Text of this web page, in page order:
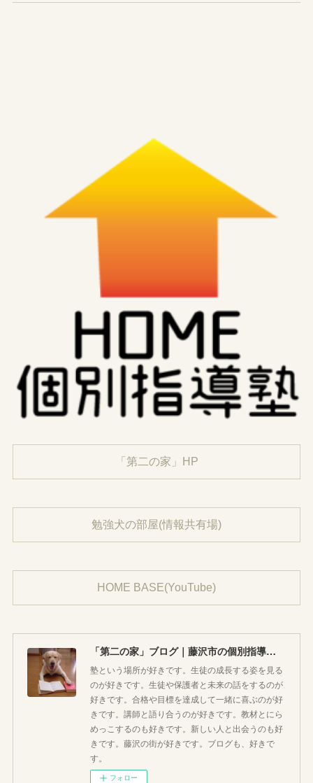
「第二の家」HP
勉強犬の部屋(情報共有場)
HOME BASE(YouTube)
「第二の家」ブログ｜藤沢市の個別指導塾のお話
塾という場所が好きです。生徒の成長する姿を見る
のが好きです。生徒や保護者と未来の話をするのが
好きです。合格や目標を達成して一緒に喜ぶのが好
きです。講師と語り合うのが好きです。教材とにら
めっこするのも好きです。新しい人と出会うのも好
きです。藤沢の街が好きです。ブログも、好きで
す。
フォロー